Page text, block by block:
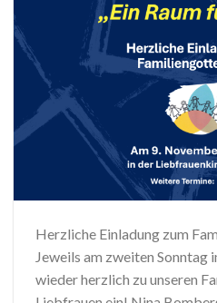
Herzliche Einladung zum
Jeweils am zweiten Sonntag
wieder herzlich zu unseren